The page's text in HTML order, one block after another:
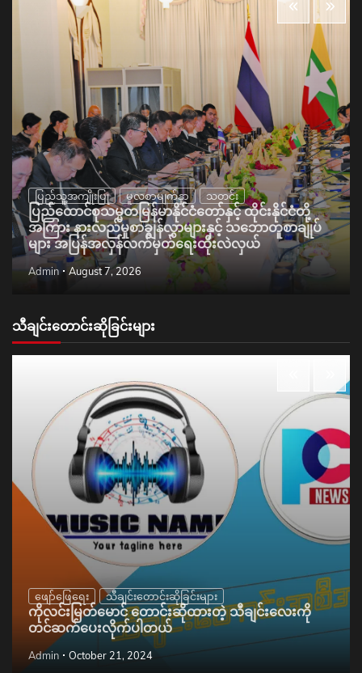
ပြည်သူ့အကျိုးပြု မူလစာမျက်နှာ သတင်း
ပြည်ထောင်စုသမ္မတမြန်မာနိုင်ငံတော်နှင့် ထိုင်းနိုင်ငံတို့
အကြား နားလည်မှုစာချွန်လွှာများနှင့် သဘောတူစာချုပ်
များ အပြန်အလှန်လက်မှတ်ရေးထိုးလဲလှယ်
Admin August 7, 2026
သီချင်းတောင်းဆိုခြင်းများ
ဖျော်ဖြေရေး သီချင်းတောင်းဆိုခြင်းများ
ကိုလင်းမြတ်မောင် တောင်းဆိုထားတဲ့ သီချင်းလေးကို
တင်ဆက်ပေးလိုက်ပါတယ်
Admin October 21, 2024